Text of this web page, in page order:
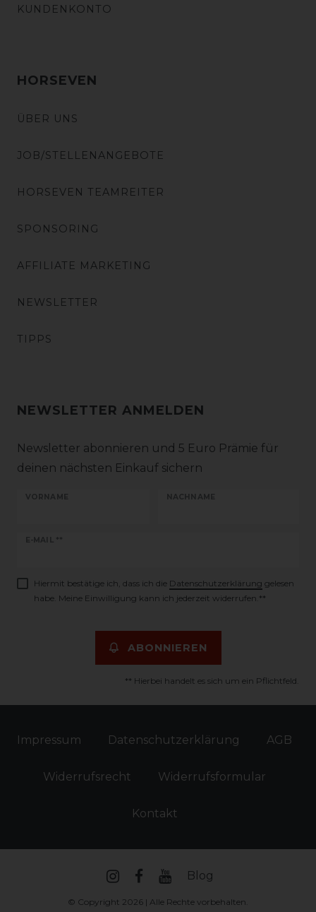
KUNDENKONTO
HORSEVEN
ÜBER UNS
JOB/STELLENANGEBOTE
HORSEVEN TEAMREITER
SPONSORING
AFFILIATE MARKETING
NEWSLETTER
TIPPS
NEWSLETTER ANMELDEN
Newsletter abonnieren und 5 Euro Prämie für
deinen nächsten Einkauf sichern
VORNAME NACHNAME
E-MAIL **
Newsletter
Hiermit bestätige ich, dass ich die Daten­schutz­erklärung gelesen
habe. Meine Einwilligung kann ich jederzeit widerrufen.**
ABONNIEREN
** Hierbei handelt es sich um ein Pflichtfeld.
Impressum Daten­schutz­erklärung AGB
Widerrufs­recht Widerrufs­formular
Kontakt
Blog
© Copyright 2026 | Alle Rechte vorbehalten.